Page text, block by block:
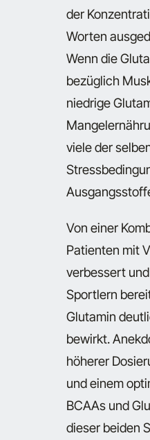
der
Worten
Wenn die
bezüglich
niedrige
viele der
Von einer
Patienten mit
verbessert
Sportlern
Glutamin
bewirkt.
höherer
und einem
BCAAs und
dieser beiden